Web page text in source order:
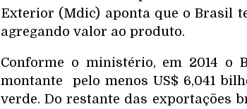
Exterior (Mdic) aponta que o Brasil
agregando valor ao produto.
Conforme o ministério, em 2014 o
montante pelo menos US$ 6,041
verde. Do restante das exportações